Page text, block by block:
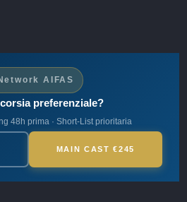
AIFAS
preferenziale?
48h prima · Short-List prioritaria
MAIN CAST €245